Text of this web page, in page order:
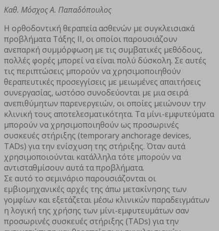
Καθ. Μόσχος Α. Παπαδόπουλος
Η ορθοδοντική θεραπεία ασθενών με συγκλεισιακά
προβλήματα Τάξης ΙΙ, οι οποίοι παρουσιάζουν
ανεπαρκή συμμόρφωση με τις συμβατικές μεθόδους,
πολλές φορές μπορεί να είναι πολύ δύσκολη. Σε αυτές
τις περιπτώσεις μπορούν να χρησιμοποιηθούν
θεραπευτικές προσεγγίσεις με μειωμένες απαιτήσεις
συνεργασίας, ωστόσο συνοδεύονται με μια σειρά
ανεπιθύμητων παρενεργειών, οι οποίες μειώνουν την
κλινική τους αποτελεσματικότητα. Τα μίνι-εμφυτεύματα
μπορούν να χρησιμοποιηθούν ως προσωρινές
συσκευές στήριξης (temporary anchorage devices,
TADs) για την ενίσχυση της στήριξης. Όταν αυτά
χρησιμοποιούνται κατάλληλα τότε μπορούν να
αντισταθμίσουν αυτά τα προβλήματα.
Σε αυτό το σεμινάριο παρουσιάζονται οι
εμβιομηχανικές αρχές της άπω μετακίνησης των
γομφίων και εξετάζεται μέσω κλινικών παραδειγμάτων
η λογική της χρήσης των μίνι-εμφυτευμάτων σαν
προσωρινές συσκευές στήριξης (TADs) για την